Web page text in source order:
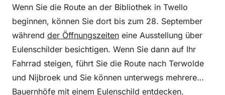
Wenn Sie die Route an der Bibliothek in Twello
beginnen, können Sie dort bis zum 28. September
während der Öffnungszeiten eine Ausstellung über
Eulenschilder besichtigen. Wenn Sie dann auf Ihr
Fahrrad steigen, führt Sie die Route nach Terwolde
und Nijbroek und Sie können unterwegs mehrere
Bauernhöfe mit einem Eulenschild entdecken.